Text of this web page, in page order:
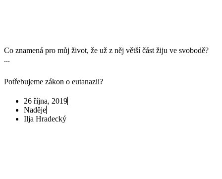
Co znamená pro můj život, že už z něj větší část žiju ve svobodě?
...
Potřebujeme zákon o eutanazii?
26 října, 2019
Naděje
Ilja Hradecký